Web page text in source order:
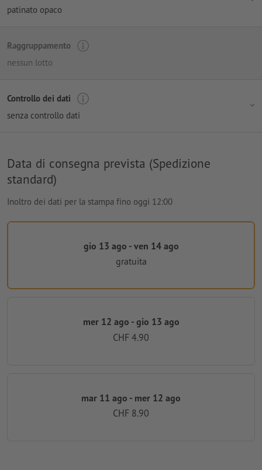
patinato opaco
Raggruppamento
nessun lotto
Controllo dei dati
senza controllo dati
Data di consegna prevista (Spedizione
standard)
Inoltro dei dati per la stampa fino oggi 12:00
gio 13 ago - ven 14 ago
gratuita
mer 12 ago - gio 13 ago
CHF 4.90
mar 11 ago - mer 12 ago
CHF 8.90